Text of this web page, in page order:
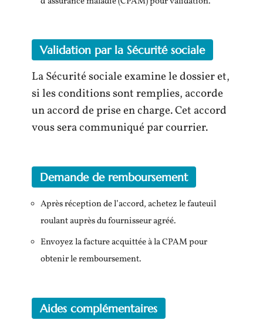
Validation par la Sécurité sociale
La Sécurité sociale examine le dossier et,
si les conditions sont remplies, accorde
un accord de prise en charge. Cet accord
vous sera communiqué par courrier.
Demande de remboursement
Après réception de l’accord, achetez le fauteuil
roulant auprès du fournisseur agréé.
Envoyez la facture acquittée à la CPAM pour
obtenir le remboursement.
Aides complémentaires